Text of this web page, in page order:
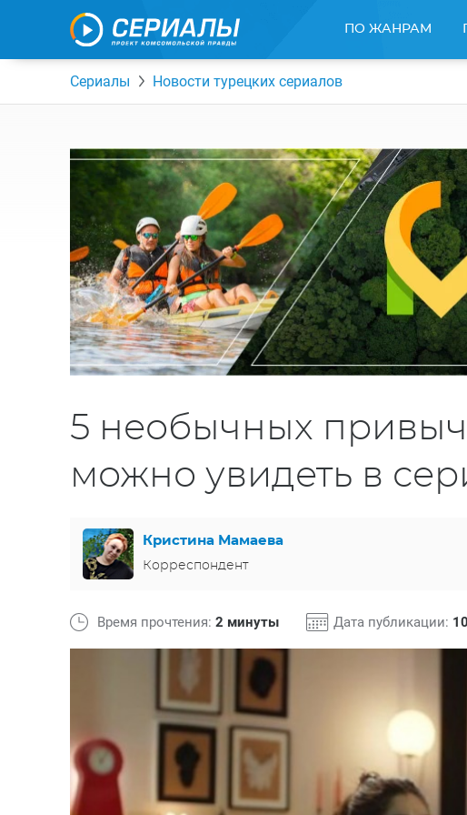
ПО ЖАНРАМ
Сериалы Новости турецких сериалов
5 необычных
можно увидеть в
Кристина Мамаева
Корреспондент
Время прочтения: 2 минуты Дата публикации: